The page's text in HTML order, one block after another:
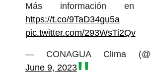
Más información
https://t.co/9TaD34gu5a
pic.twitter.com/293WsTi2Qv
— CONAGUA Clima
June 9, 2023